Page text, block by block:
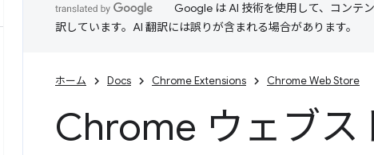
Google は AI 技術を使用して、コンテ
訳しています。AI 翻訳には誤りが含まれる場合があります。
ホーム Docs Chrome Extensions Chrome Web Store
Chrome ウェブス